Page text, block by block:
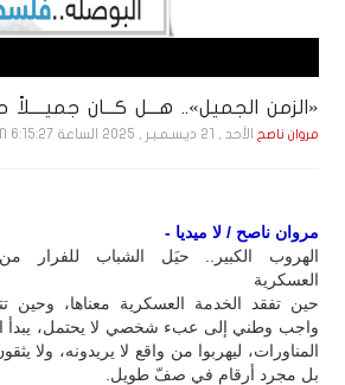
«الزمن الجميل».. هـــل كـــان جميــــلاً
مروان ناصح الأحد , 21 ديـسـمـبـر , 2025 الساعة 6:15:27 PM
مروان ناصح / لا ميديا -
الهروب الكبير.. حيَل الشباب للفرار
العسكرية
حين تفقد الخدمة العسكرية معناها، وحين
واجب وطني إلى عبء شخصي لا يحتمل، يبدأ
المناورات، ليهربوا من واقع لا يريدونه، ولا
بل مجرد أرقام في صفّ طويل.